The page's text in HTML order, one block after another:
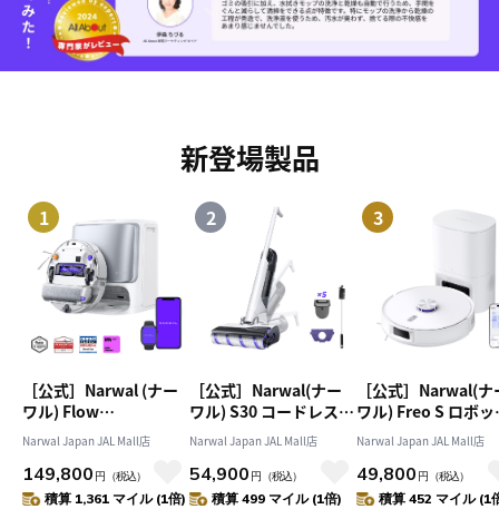
新登場製品
1
［公式］Narwal (ナー
ワル) Flow
Performance ロボット
掃除機 水拭き 両用 日本
初のクローラーモップ
FlowWash リアルタイ
Narwal Japan JAL Mall店
149,800 円 （税込）
積算 1,361 マイル (1倍)
2
［公式］Narwal(ナー
ワル) S30 コードレス水
拭き掃除機 自走式
20,000Pa強力吸引 80℃
温水モップ自動洗浄 ヒ
ートアイロン乾燥 使い
Narwal Japan JAL Mall店
54,900 円 （税込）
積算 499 マイル (1倍)
3
［公式］Narwal(ナ
ワル) Freo S ロボッ
掃除機 水拭き 両用
自動ゴミ収集機能
8000Pa強力吸引
間のゴミ捨てサイ
Narwal Japan JAL Mall店
49,800 円 （税込）
積算 452 マイル (1